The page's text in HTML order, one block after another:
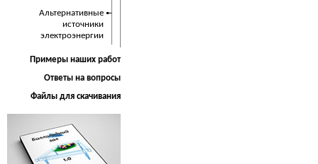
Альтернативные
источники
электроэнергии
Примеры наших работ
Ответы на вопросы
Файлы для скачивания